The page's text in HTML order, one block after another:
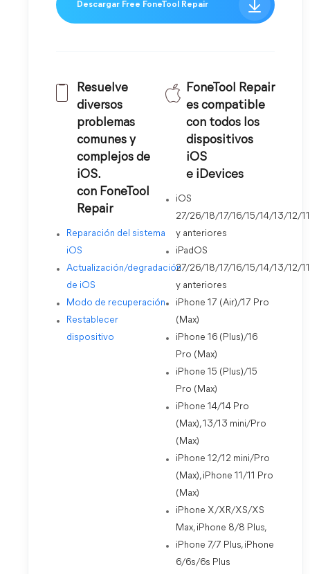
Descargar Free FoneTool Repair
Resuelve
diversos
problemas
comunes y
complejos de
iOS.
con FoneTool
Repair
Reparación del sistema
iOS
Actualización/degradación
de iOS
Modo de recuperación
Restablecer
dispositivo
FoneTool Repair
es compatible
con todos los
dispositivos
iOS
e iDevices
iOS
27/26/18/17/16/15/14/13/12/11
y anteriores
iPadOS
27/26/18/17/16/15/14/13/12/11
y anteriores
iPhone 17 (Air)/17 Pro
(Max)
iPhone 16 (Plus)/16
Pro (Max)
iPhone 15 (Plus)/15
Pro (Max)
iPhone 14/14 Pro
(Max), 13/13 mini/Pro
(Max)
iPhone 12/12 mini/Pro
(Max), iPhone 11/11 Pro
(Max)
iPhone X/XR/XS/XS
Max, iPhone 8/8 Plus,
iPhone 7/7 Plus, iPhone
6/6s/6s Plus